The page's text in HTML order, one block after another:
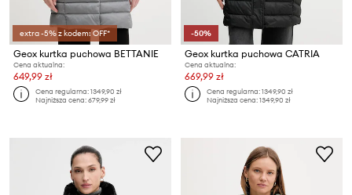
extra -5% z kodem: OFF*
Geox kurtka puchowa BETTANIE
Cena aktualna:
649,99 zł
Cena regularna:1349,90 zł
Najniższa cena:679,99 zł
-50%
Geox kurtka puchowa CATRIA
Cena aktualna:
669,99 zł
Cena regularna:1349,90 zł
Najniższa cena:1349,90 zł